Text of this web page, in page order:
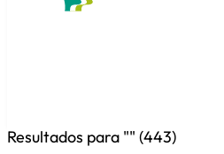
Resultados para "" (443)